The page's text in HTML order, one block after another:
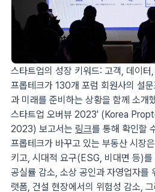
스타트업의 성장 키워드: 고객, 데이터,
프롭테크가 130개 포럼 회원사의 설
과 미래를 준비하는 상황을 함께 소개
스타트업 오버뷰 2023' (Korea
2023) 보고서는 링크를 통해 확인할
프롭테크가 바꾸고 있는 부동산 시장은
키고, 시대적 요구(ESG, 비대면 등)
공실률 감소, 소상 공인과 자영업자를
랫폼, 건설 현장에서의 위험성 감소,